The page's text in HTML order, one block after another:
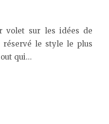
volet sur les idées de
réservé le style le plus
qui…